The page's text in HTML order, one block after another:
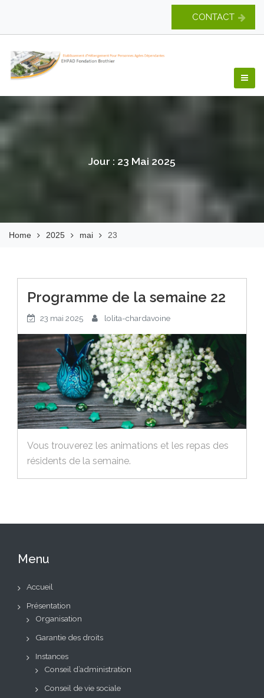
content
CONTACT
Jour : 23 Mai 2025
Home 2025 mai 23
Programme de la semaine 22
23 mai 2025 lolita-chardavoine
Vous trouverez les animations et les repas des
résidents de la semaine.
Menu
Accueil
Présentation
Organisation
Garantie des droits
Instances
Conseil d’administration
Conseil de vie sociale